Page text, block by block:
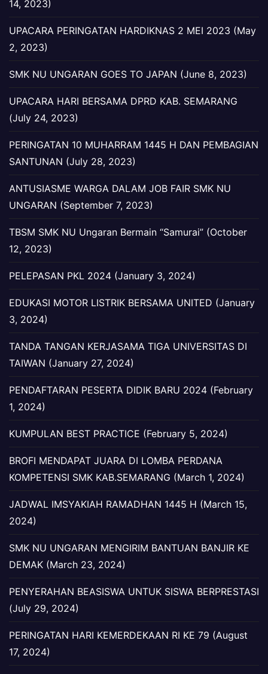
14, 2023)
UPACARA PERINGATAN HARDIKNAS 2 MEI 2023 (May
2, 2023)
SMK NU UNGARAN GOES TO JAPAN (June 8, 2023)
UPACARA HARI BERSAMA DPRD KAB. SEMARANG
(July 24, 2023)
PERINGATAN 10 MUHARRAM 1445 H DAN PEMBAGIAN
SANTUNAN (July 28, 2023)
ANTUSIASME WARGA DALAM JOB FAIR SMK NU
UNGARAN (September 7, 2023)
TBSM SMK NU Ungaran Bermain “Samurai” (October
12, 2023)
PELEPASAN PKL 2024 (January 3, 2024)
EDUKASI MOTOR LISTRIK BERSAMA UNITED (January
3, 2024)
TANDA TANGAN KERJASAMA TIGA UNIVERSITAS DI
TAIWAN (January 27, 2024)
PENDAFTARAN PESERTA DIDIK BARU 2024 (February
1, 2024)
KUMPULAN BEST PRACTICE (February 5, 2024)
BROFI MENDAPAT JUARA DI LOMBA PERDANA
KOMPETENSI SMK KAB.SEMARANG (March 1, 2024)
JADWAL IMSYAKIAH RAMADHAN 1445 H (March 15,
2024)
SMK NU UNGARAN MENGIRIM BANTUAN BANJIR KE
DEMAK (March 23, 2024)
PENYERAHAN BEASISWA UNTUK SISWA BERPRESTASI
(July 29, 2024)
PERINGATAN HARI KEMERDEKAAN RI KE 79 (August
17, 2024)